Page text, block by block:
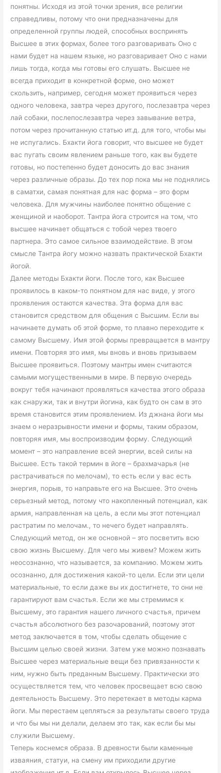
Далее методы Бхакти йоги. После того, как Высшее
проявилось в каком-то понятном для нас виде, у этого
проявления остаются качества. Эта форма для вас
становится средством для общения с Высшим. Если вы
начинаете думать об этой форме, то плавно переходите к
самому Высшему. Имя этой формы превращается в мантру
имени. Повторяя это имя, мы вновь и вновь призываем
Высшее проявиться. Поэтому мантры имен считаются
самыми могущественными в мире. В первую очередь
вокруг тебя начинают проявляться качества этого образа
как снаружи, так и внутри йогина, как будто он сам в это
время становится этим проявлением. Из джнана йоги мы
знаем о неразрывности имени и формы, таким образом,
повторяя имя, мы воспроизводим форму. Следующий
момент – это направление всей энергии, всей силы на
Высшее. Есть такой термин в йоге – брахмачарья (не
растрачиваться по мелочам), то есть если у вас есть
энергия, порыв, то направьте его на Высшее. Это очень
серьезный метод, потому что накопленный потенциал, как
армия, направленная на цель, а если мы этот потенциал
растратим по мелочам., то нечего будет направлять.
Следующий метод, он же основной – это посветить всю
свою жизнь Высшему. Для чего мы живем? Можем жить
неосознанно, что называется, за компанию. Можем жить
осознанно, для достижения какой-то цели. Если эти цели
материальные, то если даже вы их достигнете, то они не
гарантируют вам счастья. Если же мы стремимся к
Высшему, это гарантия нашего личного счастья, причем
счастья абсолютного без разочарований, поэтому этот
метод заключается в том, чтобы сделать общение с
Высшим целью своей жизни. Затем уже можно познавать
Высшее через материальные вещи без привязанности к
ним, нужно быть преданным Высшему. Практически это
осуществляется тем, что человек просвещает всю свою
деятельность Высшему. Это перетекает в методы карма
йоги. Мы перестаем цепляться за результаты своего труда
и что бы мы ни делали, делаем это так, как если бы мы
служили Высшему.
Теперь коснемся образа. В древности были каменные
изваяния, статуи, на смену им приходили другие